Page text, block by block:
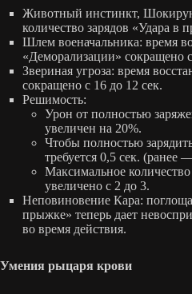
Животный инстинкт,
количество зарядов «Удара в
Шлем военачальника: время
«Деморализации» сокращено
Звериная угроза: время
сокращено с 16 до 12 сек.
Решимость:
Урон от полностью
увеличен на 20%.
Чтобы полностью
требуется 0,5 сек. (ранее
Максимальное
увеличено с 2 до 3.
Неповиновение Кара:
прыжке» теперь дает
во время действия.
Умения рыцаря крови